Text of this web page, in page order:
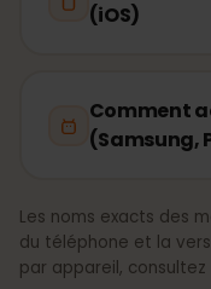
(iOS)
Comment
(Samsung,
Les noms exacts des
du téléphone et la
par appareil,